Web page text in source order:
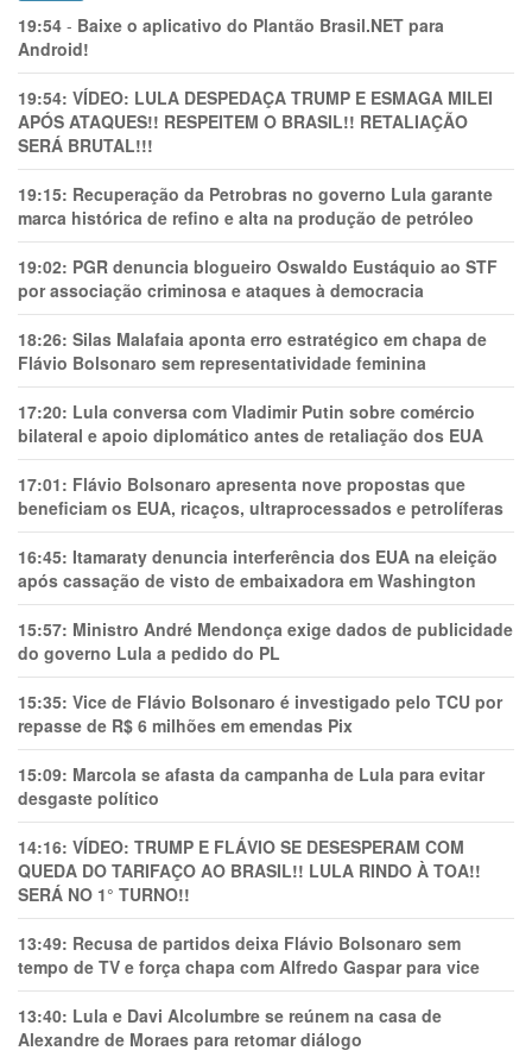
19:54 - Baixe o aplicativo do Plantão Brasil.NET para
Android!
19:54: VÍDEO: LULA DESPEDAÇA TRUMP E ESMAGA MILEI
APÓS ATAQUES!! RESPEITEM O BRASIL!! RETALIAÇÃO
SERÁ BRUTAL!!!
19:15: Recuperação da Petrobras no governo Lula garante
marca histórica de refino e alta na produção de petróleo
19:02: PGR denuncia blogueiro Oswaldo Eustáquio ao STF
por associação criminosa e ataques à democracia
18:26: Silas Malafaia aponta erro estratégico em chapa de
Flávio Bolsonaro sem representatividade feminina
17:20: Lula conversa com Vladimir Putin sobre comércio
bilateral e apoio diplomático antes de retaliação dos EUA
17:01: Flávio Bolsonaro apresenta nove propostas que
beneficiam os EUA, ricaços, ultraprocessados e petrolíferas
16:45: Itamaraty denuncia interferência dos EUA na eleição
após cassação de visto de embaixadora em Washington
15:57: Ministro André Mendonça exige dados de publicidade
do governo Lula a pedido do PL
15:35: Vice de Flávio Bolsonaro é investigado pelo TCU por
repasse de R$ 6 milhões em emendas Pix
15:09: Marcola se afasta da campanha de Lula para evitar
desgaste político
14:16: VÍDEO: TRUMP E FLÁVIO SE DESESPERAM COM
QUEDA DO TARIFAÇO AO BRASIL!! LULA RINDO À TOA!!
SERÁ NO 1° TURNO!!
13:49: Recusa de partidos deixa Flávio Bolsonaro sem
tempo de TV e força chapa com Alfredo Gaspar para vice
13:40: Lula e Davi Alcolumbre se reúnem na casa de
Alexandre de Moraes para retomar diálogo